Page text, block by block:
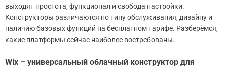
выходят простота, функционал и свобода настройки.
Конструкторы различаются по типу обслуживания, дизайну и
наличию базовых функций на бесплатном тарифе. Разберёмся,
какие платформы сейчас наиболее востребованы.
Wix – универсальный облачный конструктор для